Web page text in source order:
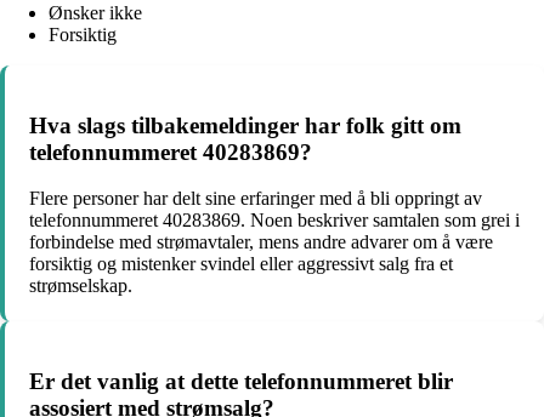
Ønsker ikke
Forsiktig
Hva slags tilbakemeldinger har folk gitt om
telefonnummeret 40283869?
Flere personer har delt sine erfaringer med å bli oppringt av
telefonnummeret 40283869. Noen beskriver samtalen som grei i
forbindelse med strømavtaler, mens andre advarer om å være
forsiktig og mistenker svindel eller aggressivt salg fra et
strømselskap.
Er det vanlig at dette telefonnummeret blir
assosiert med strømsalg?